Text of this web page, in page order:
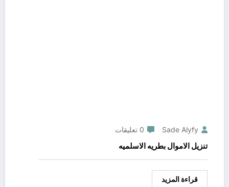
Sade Alyfy 0 تعليقات
تنزيل الاموال بطريه الاسلميه
قراءة المزيد